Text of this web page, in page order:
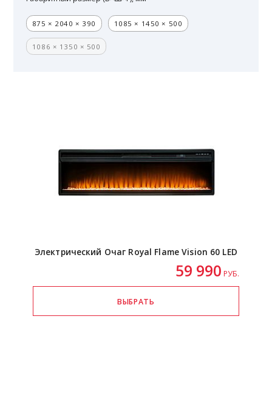
875 × 2040 × 390 1085 × 1450 × 500
1086 × 1350 × 500
Электрический Очаг Royal Flame Vision 60 LED
59 990 РУБ.